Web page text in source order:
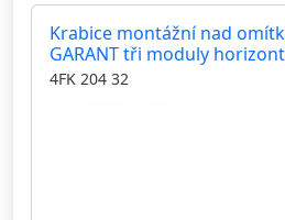
Krabice montážní nad
GARANT tři moduly
4FK 204 32